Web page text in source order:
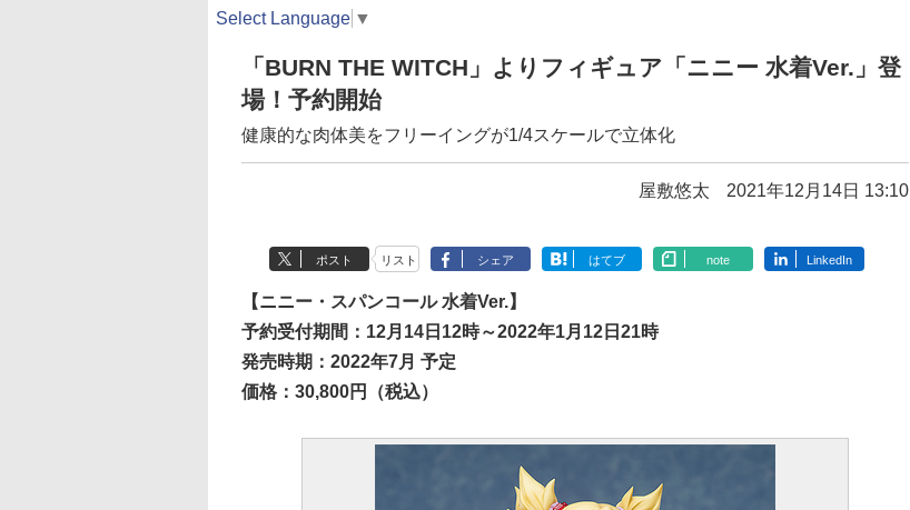
Select Language ▼
「BURN THE WITCH」よりフィギュア「ニニー 水着Ver.」登
場！予約開始
健康的な肉体美をフリーイングが1/4スケールで立体化
屋敷悠太 2021年12月14日 13:10
ポスト リスト シェア はてブ note LinkedIn
【ニニー・スパンコール 水着Ver.】
予約受付期間：12月14日12時～2022年1月12日21時
発売時期：2022年7月 予定
価格：30,800円（税込）